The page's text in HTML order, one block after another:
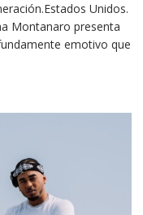
Unidos.
Montanaro presenta
emotivo que